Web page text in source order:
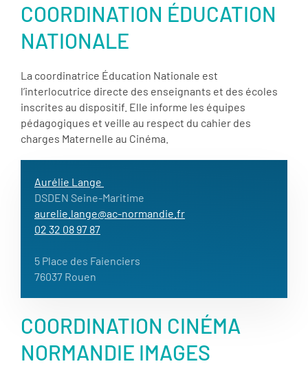
COORDINATION ÉDUCATION
NATIONALE
La coordinatrice Éducation Nationale est
l’interlocutrice directe des enseignants et des écoles
inscrites au dispositif. Elle informe les équipes
pédagogiques et veille au respect du cahier des
charges Maternelle au Cinéma.
Aurélie Lange
DSDEN Seine-Maritime
aurelie.lange@ac-normandie.fr
02 32 08 97 87
5 Place des Faienciers
76037 Rouen
COORDINATION CINÉMA
NORMANDIE IMAGES